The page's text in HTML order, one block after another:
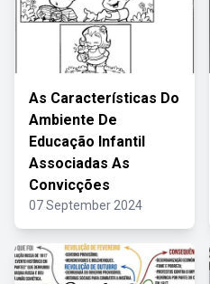
As Características Do
Ambiente De
Educação Infantil
Associadas As
Convicções
07 September 2024